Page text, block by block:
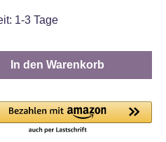
1-3 Tage
den gewünschten
In den Warenkorb